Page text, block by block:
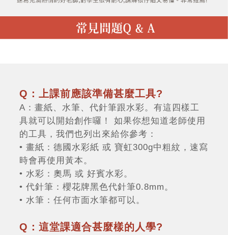
Q：上課前應該準備甚麼工具?
A：畫紙、水筆、代針筆跟水彩。有這四樣工
具就可以開始創作囉！ 如果你想知道老師使用
的工具，我們也列出來給你參考：
• 畫紙：德國水彩紙 或 寶虹300g中粗紋，速寫
時會再使用黃本。
• 水彩：奧馬 或 好賓水彩。
• 代針筆：櫻花牌黑色代針筆0.8mm。
• 水筆：任何市面水筆都可以。
Q：這堂課適合甚麼樣的人學?